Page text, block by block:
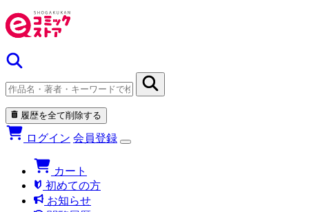
履歴を全て削除する
ログイン 会員登録
カート
初めての方
お知らせ